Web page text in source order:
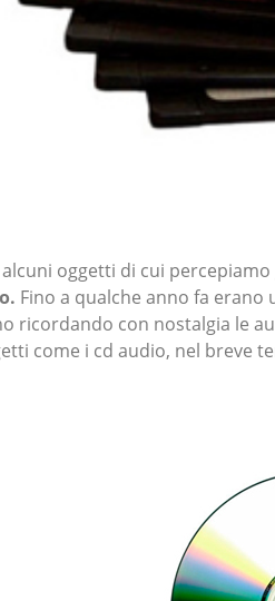
oggetti di cui percepiamo
Fino a qualche anno fa
ricordando con nostalgia le
come i cd audio, nel breve